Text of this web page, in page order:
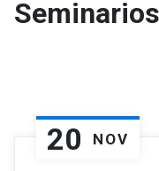
Seminarios
20 NOV